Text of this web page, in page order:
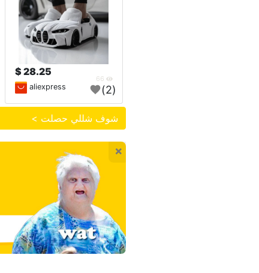
28.25 $
aliexpress (2)
شوف شللي حصلت >
×